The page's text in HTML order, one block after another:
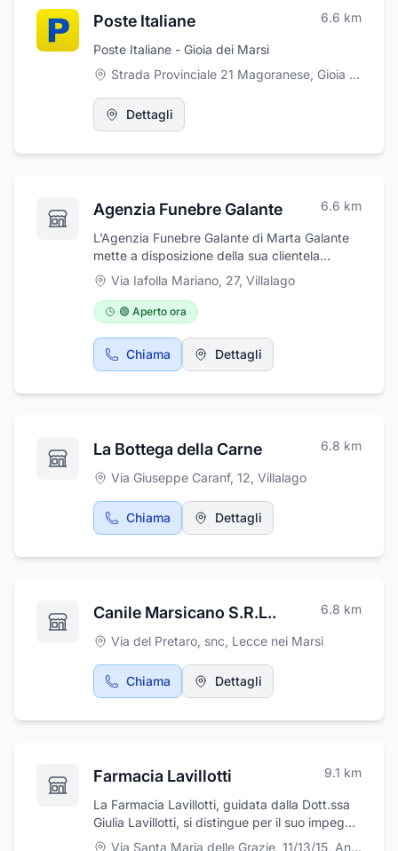
Poste Italiane 6.6 km
Poste Italiane - Gioia dei Marsi
Strada Provinciale 21 Magoranese, Gioia dei Marsi
Dettagli
Agenzia Funebre Galante 6.6 km
L’Agenzia Funebre Galante di Marta Galante
mette a disposizione della sua clientela
pluriennale esperienza, sensibilità e cortesia,
nella gestione di qualsiasi evento luttuoso in
strutture sanitarie ed abitazioni civili. Si
occupa di offrire un servizio funebre completo
che comprende i seguenti servizi: prelievo
della salma, sistemazione e vestizione,
della camera ardente, addobbo floreale,
sede cimiteriale prescelta per la tumulazione
o la cremazione, disbrigo delle pratiche
cimiteriali, affissione necrologi e manifesti
funebri, imbalsamazione, inumazione,
esumazione. Effettua anche funerali militari.
Tratta: gagliardetti, immagine sacre, loculi,
monumenti funerari ed esegue la lavorazione
altamente qualificato in divisa e di eleganti
Funebre Galante di Marta Galante ha sede in
Via Iafolla a Villalago, in provincia dell’Aquila.
Via Iafolla Mariano, 27, Villalago
🟢 Aperto ora
Chiama Dettagli
La Bottega della Carne 6.8 km
Via Giuseppe Caranf, 12, Villalago
Chiama Dettagli
Canile Marsicano S.R.L.. 6.8 km
Via del Pretaro, snc, Lecce nei Marsi
Chiama Dettagli
Farmacia Lavillotti 9.1 km
La Farmacia Lavillotti, guidata dalla Dott.ssa
Giulia Lavillotti, si distingue per il suo impegno
appassionato e competente nella ricerca dei
Via Santa Maria delle Grazie, 11/13/15, Anversa degli Abruzzi